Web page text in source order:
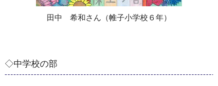
田中 希和さん（帷子小学校６年）
◇中学校の部